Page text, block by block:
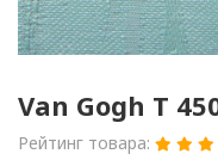
Van Gogh T
Рейтинг товара: